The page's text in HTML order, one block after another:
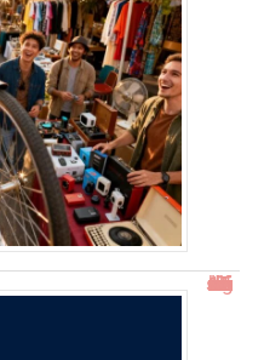
15h15 signification : découverte de l’heure miroir